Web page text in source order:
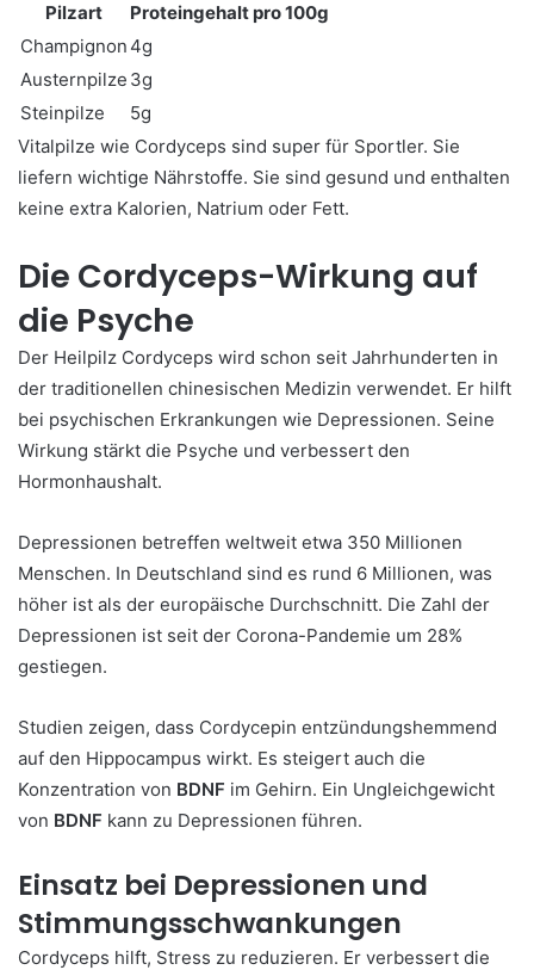
Pilzart
Proteingehalt pro 100g
Champignon 4g
Austernpilze 3g
Steinpilze
5g
Vitalpilze wie Cordyceps sind super für Sportler. Sie
liefern wichtige Nährstoffe. Sie sind gesund und enthalten
keine extra Kalorien, Natrium oder Fett.
Die Cordyceps-Wirkung auf
die Psyche
Der Heilpilz Cordyceps wird schon seit Jahrhunderten in
der traditionellen chinesischen Medizin verwendet. Er hilft
bei psychischen Erkrankungen wie Depressionen. Seine
Wirkung stärkt die Psyche und verbessert den
Hormonhaushalt.
Depressionen betreffen weltweit etwa 350 Millionen
Menschen. In Deutschland sind es rund 6 Millionen, was
höher ist als der europäische Durchschnitt. Die Zahl der
Depressionen ist seit der Corona-Pandemie um 28%
gestiegen.
Studien zeigen, dass Cordycepin entzündungshemmend
auf den Hippocampus wirkt. Es steigert auch die
Konzentration von BDNF im Gehirn. Ein Ungleichgewicht
von BDNF kann zu Depressionen führen.
Einsatz bei Depressionen und
Stimmungsschwankungen
Cordyceps hilft, Stress zu reduzieren. Er verbessert die